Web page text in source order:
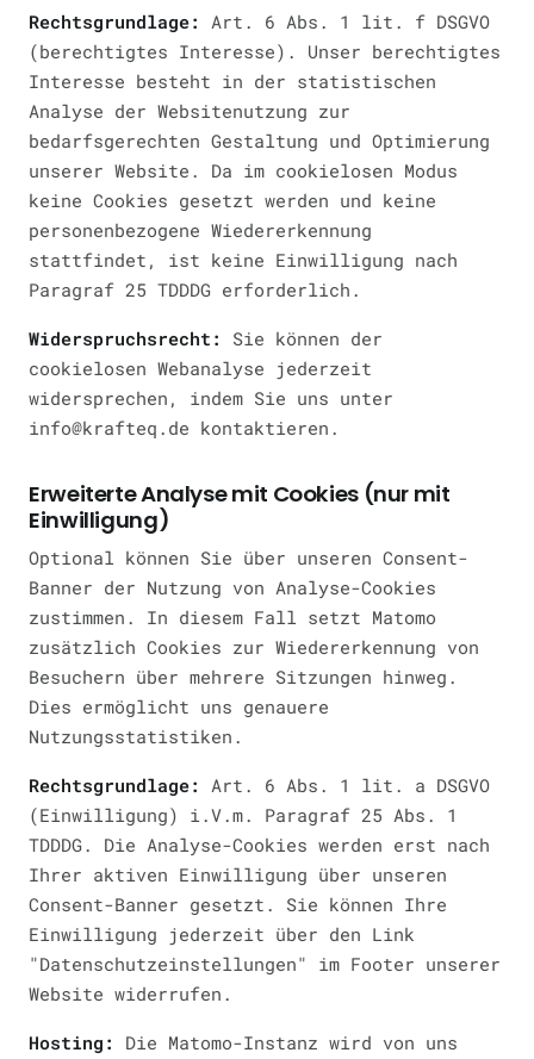
Rechtsgrundlage: Art. 6 Abs. 1 lit. f DSGVO
(berechtigtes Interesse). Unser berechtigtes
Interesse besteht in der statistischen
Analyse der Websitenutzung zur
bedarfsgerechten Gestaltung und Optimierung
unserer Website. Da im cookielosen Modus
keine Cookies gesetzt werden und keine
personenbezogene Wiedererkennung
stattfindet, ist keine Einwilligung nach
Paragraf 25 TDDDG erforderlich.
Widerspruchsrecht:
Sie können der
cookielosen Webanalyse jederzeit
widersprechen, indem Sie uns unter
info@krafteq.de kontaktieren.
Erweiterte Analyse mit Cookies (nur mit
Einwilligung)
Optional können Sie über unseren Consent-
Banner der Nutzung von Analyse-Cookies
zustimmen. In diesem Fall setzt Matomo
zusätzlich Cookies zur Wiedererkennung von
Besuchern über mehrere Sitzungen hinweg.
Dies ermöglicht uns genauere
Nutzungsstatistiken.
Rechtsgrundlage: Art. 6 Abs. 1 lit. a DSGVO
(Einwilligung) i.V.m. Paragraf 25 Abs. 1
TDDDG. Die Analyse-Cookies werden erst nach
Ihrer aktiven Einwilligung über unseren
Consent-Banner gesetzt. Sie können Ihre
Einwilligung jederzeit über den Link
"Datenschutzeinstellungen" im Footer unserer
Website widerrufen.
Hosting:
Die Matomo-Instanz wird von uns